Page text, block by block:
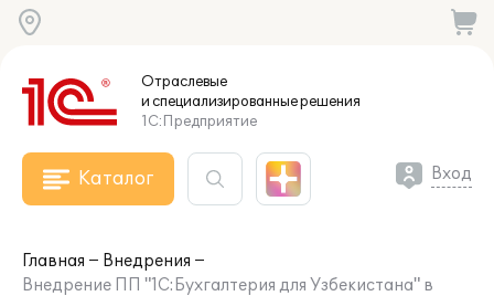
Отраслевые
и специализированныерешения
1С:Предприятие
Каталог Вход
Главная
Внедрения
Внедрение ПП "1C:Бухгалтерия для Узбекистана" в